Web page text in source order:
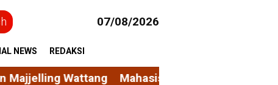
07/08/2026
NEWS REDAKSI
KKN Unhas Permudah Akses Layanan